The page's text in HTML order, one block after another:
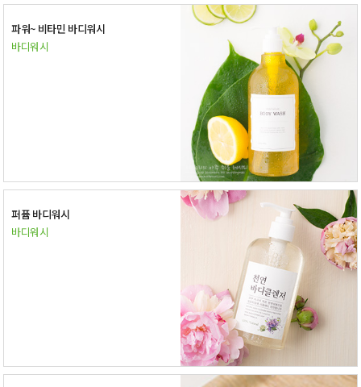
파워~ 비타민 바디워시
바디워시
퍼퓸 바디워시
바디워시